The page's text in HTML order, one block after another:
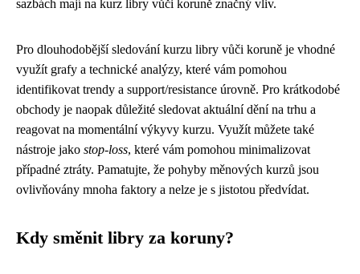
sazbách mají na kurz libry vůči koruně značný vliv.
Pro dlouhodobější sledování kurzu libry vůči koruně je vhodné
využít grafy a technické analýzy, které vám pomohou
identifikovat trendy a support/resistance úrovně. Pro krátkodobé
obchody je naopak důležité sledovat aktuální dění na trhu a
reagovat na momentální výkyvy kurzu. Využít můžete také
nástroje jako stop-loss, které vám pomohou minimalizovat
případné ztráty. Pamatujte, že pohyby měnových kurzů jsou
ovlivňovány mnoha faktory a nelze je s jistotou předvídat.
Kdy směnit libry za koruny?